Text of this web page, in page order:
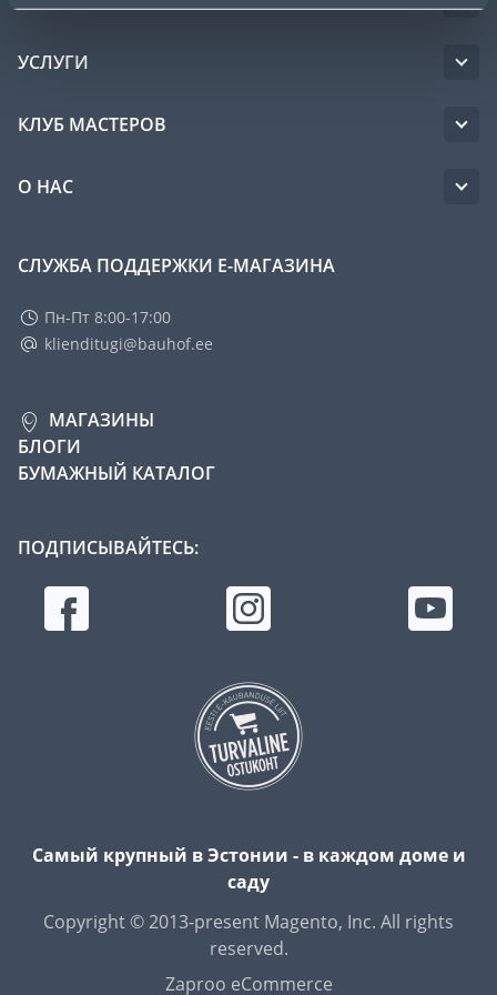
УСЛУГИ
КЛУБ МАСТЕРОВ
О НАС
СЛУЖБА ПОДДЕРЖКИ Е-МАГАЗИНА
Пн-Пт 8:00-17:00
klienditugi@bauhof.ee
МАГАЗИНЫ
БЛОГИ
БУМАЖНЫЙ КАТАЛОГ
ПОДПИСЫВАЙТЕСЬ:
Самый крупный в Эстонии - в каждом доме и
саду
Copyright © 2013-present Magento, Inc. All rights
reserved.
Zaproo eCommerce